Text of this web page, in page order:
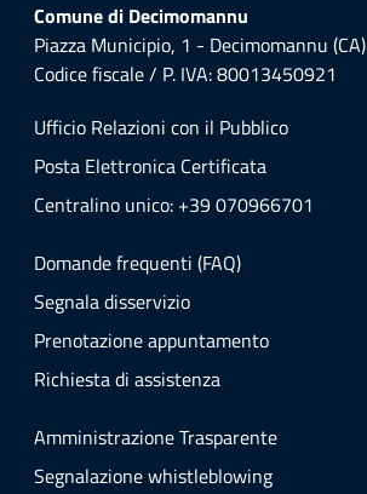
Comune di Decimomannu
Piazza Municipio, 1 - Decimomannu (CA)
Codice fiscale / P. IVA: 80013450921
Ufficio Relazioni con il Pubblico
Posta Elettronica Certificata
Centralino unico: +39 070966701
Domande frequenti (FAQ)
Segnala disservizio
Prenotazione appuntamento
Richiesta di assistenza
Amministrazione Trasparente
Segnalazione whistleblowing